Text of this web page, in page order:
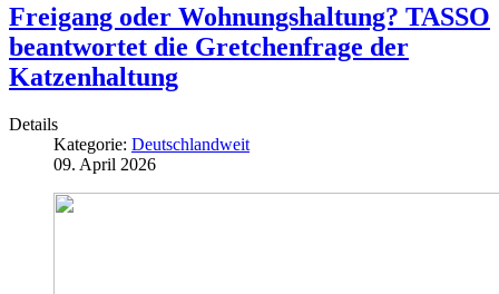
Freigang oder Wohnungshaltung? TASSO
beantwortet die Gretchenfrage der
Katzenhaltung
Details
Kategorie: Deutschlandweit
09. April 2026